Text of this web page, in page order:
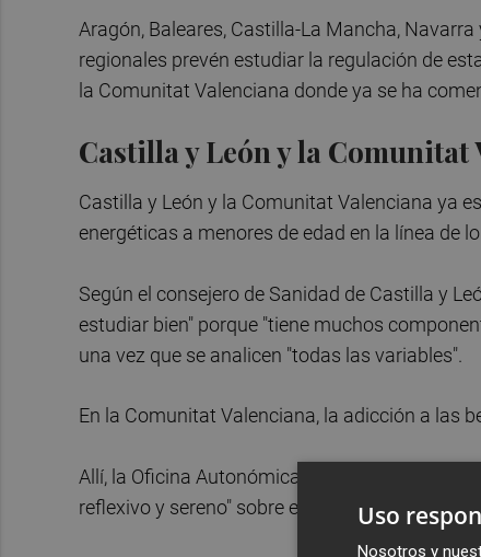
Aragón, Baleares, Castilla-La Mancha,
regionales prevén estudiar la regulación de
la Comunitat Valenciana donde ya se ha
Castilla y León y la
Castilla y León y la Comunitat Valenciana ya
energéticas a menores de edad en la línea de
Según el consejero de Sanidad de Castilla y
estudiar bien" porque "tiene muchos
una vez que se analicen "todas las variables".
En la Comunitat Valenciana, la adicción a las
Allí, la Oficina Autonómica de Salud Mental y
reflexivo y sereno" sobre esta problemática
Uso
Nosotros y